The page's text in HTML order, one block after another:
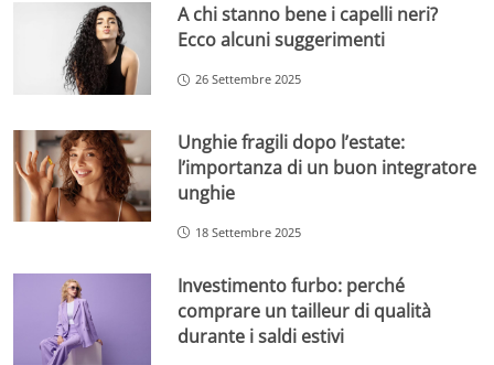
A chi stanno bene i capelli neri?
Ecco alcuni suggerimenti
26 Settembre 2025
Unghie fragili dopo l’estate:
l’importanza di un buon integratore
unghie
18 Settembre 2025
Investimento furbo: perché
comprare un tailleur di qualità
durante i saldi estivi